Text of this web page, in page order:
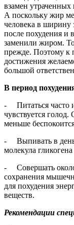
взамен
А поскольку жир
человека в ширину
после похудения и
заменили жиром.
прежде. Поэтому к
достижения
большой
В период
- Питаться часто
чувствуется голод.
меньше
- Выпивать в день
молекула
- Совершать около
сохранения
для похудения
веществ.
Рекомендации